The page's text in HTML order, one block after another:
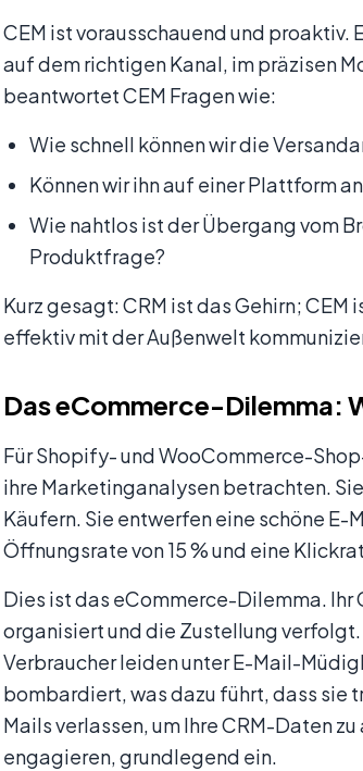
CEM ist vorausschauend und
auf dem richtigen Kanal, im präzisen
beantwortet CEM Fragen wie:
Wie schnell können wir die
Können wir ihn auf einer Plattform
Wie nahtlos ist der Übergang vom
Produktfrage?
Kurz gesagt: CRM ist das Gehirn;
effektiv mit der Außenwelt
Das eCommerce-Dilemma:
Für Shopify- und WooCommerce-
ihre Marketinganalysen betrachten.
Käufern. Sie entwerfen eine schöne
Öffnungsrate von 15 % und eine
Dies ist das eCommerce-Dilemma. Ihr
organisiert und die Zustellung
Verbraucher leiden unter E-Mail-
bombardiert, was dazu führt, dass sie
Mails verlassen, um Ihre CRM-Daten
engagieren, grundlegend ein.